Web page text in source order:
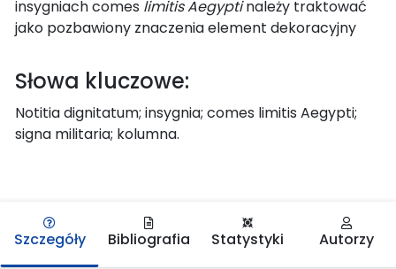
insygniach comes limitis Aegyptinależy traktować
jako pozbawiony znaczenia element dekoracyjny
Słowa kluczowe:
Notitia dignitatum; insygnia; comes limitis Aegypti;
signa militaria; kolumna.
Szczegóły Bibliografia Statystyki Autorzy